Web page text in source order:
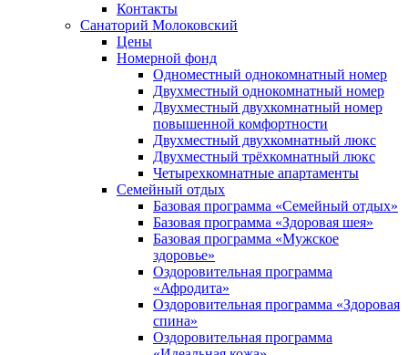
Контакты
Санаторий Молоковский
Цены
Номерной фонд
Одноместный однокомнатный номер
Двухместный однокомнатный номер
Двухместный двухкомнатный номер
повышенной комфортности
Двухместный двухкомнатный люкс
Двухместный трёхкомнатный люкс
Четырехкомнатные апартаменты
Семейный отдых
Базовая программа «Семейный отдых»
Базовая программа «Здоровая шея»
Базовая программа «Мужское
здоровье»
Оздоровительная программа
«Афродита»
Оздоровительная программа «Здоровая
спина»
Оздоровительная программа